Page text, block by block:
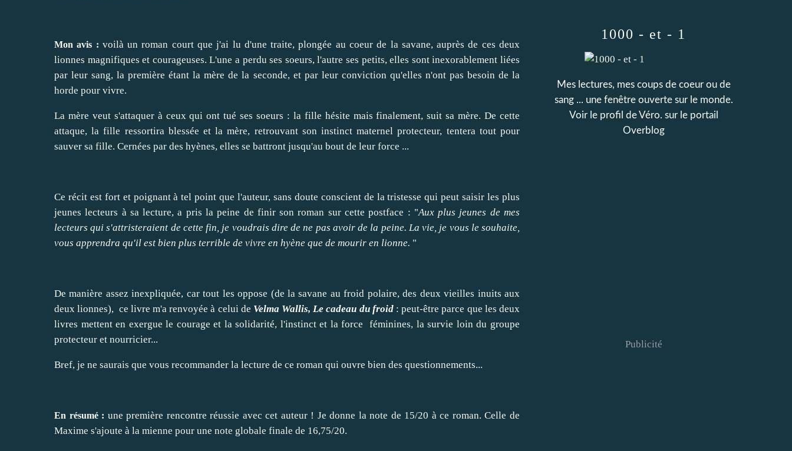
Mon avis : voilà un roman court que j'ai lu d'une traite, plongée au coeur de la savane, auprès de ces deux
lionnes magnifiques et courageuses. L'une a perdu ses soeurs, l'autre ses petits, elles sont inexorablement liées
par leur sang, la première étant la mère de la seconde, et par leur conviction qu'elles n'ont pas besoin de la
horde pour vivre.
La mère veut s'attaquer à ceux qui ont tué ses soeurs : la fille hésite mais finalement, suit sa mère. De cette
attaque, la fille ressortira blessée et la mère, retrouvant son instinct maternel protecteur, tentera tout pour
sauver sa fille. Cernées par des hyènes, elles se battront jusqu'au bout de leur force ...
Ce récit est fort et poignant à tel point que l'auteur, sans doute conscient de la tristesse qui peut saisir les plus
jeunes lecteurs à sa lecture, a pris la peine de finir son roman sur cette postface : "Aux plus jeunes de mes
lecteurs qui s'attristeraient de cette fin, je voudrais dire de ne pas avoir de la peine. La vie, je vous le souhaite,
vous apprendra qu'il est bien plus terrible de vivre en hyène que de mourir en lionne. "
De manière assez inexpliquée, car tout les oppose (de la savane au froid polaire, des deux vieilles inuits aux
deux lionnes), ce livre m'a renvoyée à celui de Velma Wallis, Le cadeau du froid: peut-être parce que les deux
livres mettent en exergue le courage et la solidarité, l'instinct et la force féminines, la survie loin du groupe
protecteur et nourricier...
Bref, je ne saurais que vous recommander la lecture de ce roman qui ouvre bien des questionnements...
En résumé : une première rencontre réussie avec cet auteur ! Je donne la note de 15/20 à ce roman. Celle de
Maxime s'ajoute à la mienne pour une note globale finale de 16,75/20.
1000 - et - 1
Mes lectures, mes coups de coeur ou de
sang ... une fenêtre ouverte sur le monde.
Voir le profil deVéro. sur le portail
Overblog
Publicité